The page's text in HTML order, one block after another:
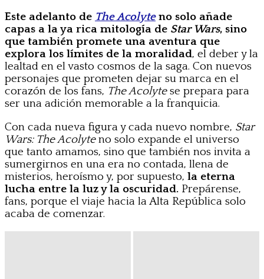
Este adelanto de The Acolyteno solo añade
capas a la ya rica mitología de Star Wars, sino
que también promete una aventura que
explora los límites de la moralidad, el deber y la
lealtad en el vasto cosmos de la saga. Con nuevos
personajes que prometen dejar su marca en el
corazón de los fans, The Acolytese prepara para
ser una adición memorable a la franquicia.
Con cada nueva figura y cada nuevo nombre, Star
Wars: The Acolyteno solo expande el universo
que tanto amamos, sino que también nos invita a
sumergirnos en una era no contada, llena de
misterios, heroísmo y, por supuesto, la eterna
lucha entre la luz y la oscuridad. Prepárense,
fans, porque el viaje hacia la Alta República solo
acaba de comenzar.